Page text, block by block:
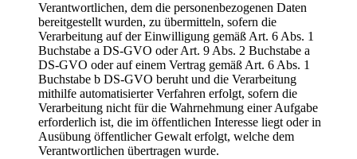
Verantwortlichen, dem die personenbezogenen Daten
bereitgestellt wurden, zu übermitteln, sofern die
Verarbeitung auf der Einwilligung gemäß Art. 6 Abs. 1
Buchstabe a DS-GVO oder Art. 9 Abs. 2 Buchstabe a
DS-GVO oder auf einem Vertrag gemäß Art. 6 Abs. 1
Buchstabe b DS-GVO beruht und die Verarbeitung
mithilfe automatisierter Verfahren erfolgt, sofern die
Verarbeitung nicht für die Wahrnehmung einer Aufgabe
erforderlich ist, die im öffentlichen Interesse liegt oder in
Ausübung öffentlicher Gewalt erfolgt, welche dem
Verantwortlichen übertragen wurde.